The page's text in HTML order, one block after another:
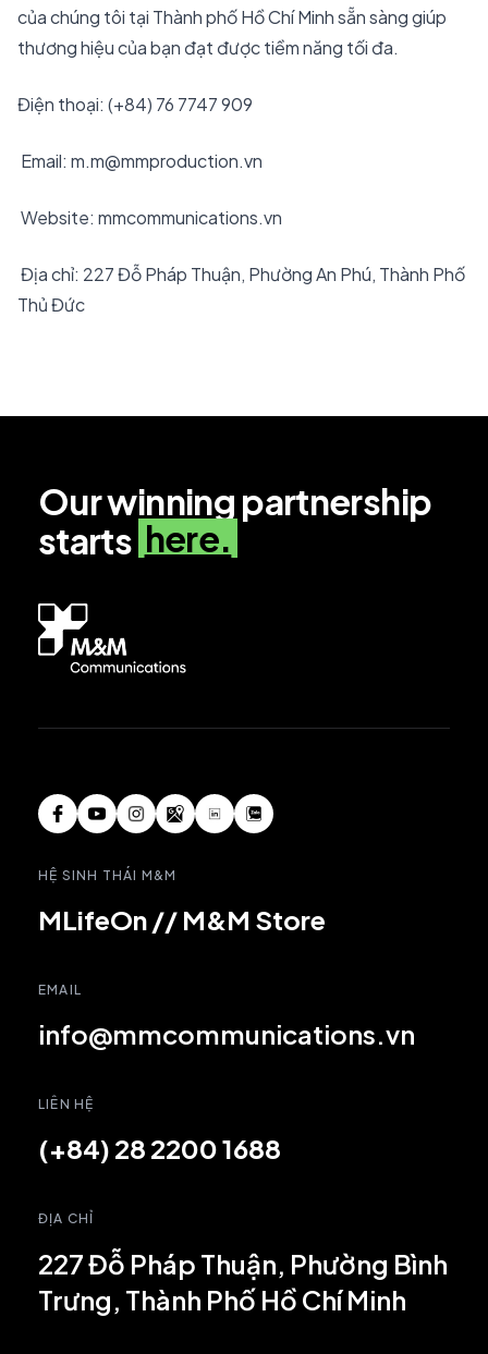
của chúng tôi tại Thành phố Hồ Chí Minh sẵn sàng giúp
thương hiệu của bạn đạt được tiềm năng tối đa.
Điện thoại: (+84) 76 7747 909
Email: m.m@mmproduction.vn
Website: mmcommunications.vn
Địa chỉ: 227 Đỗ Pháp Thuận, Phường An Phú, Thành Phố
Thủ Đức
Our winning partnership
starts here.
HỆ SINH THÁI M&M
MLifeOn // M&M Store
EMAIL
info@mmcommunications.vn
LIÊN HỆ
(+84) 28 2200 1688
ĐỊA CHỈ
227 Đỗ Pháp Thuận, Phường Bình
Trưng, Thành Phố Hồ Chí Minh